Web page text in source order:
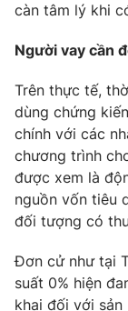
Cơ quan chủ quản:
Giấy phép hoạt
cấp ngày 29/12/
Tổng Biên tập:
Phó Tổng Biên
Nguyễn Trọng Ninh
Tổng đài VTV:
Ðiện thoại Thời
Email:
Liên hệ quảng
càn tâm lý khi
Người vay cần
Trên thực tế,
dùng chứng
chính với các
chương trình
được xem là
nguồn vốn tiêu
đối tượng có
Đơn cử như tại
suất 0% hiện
khai đối với